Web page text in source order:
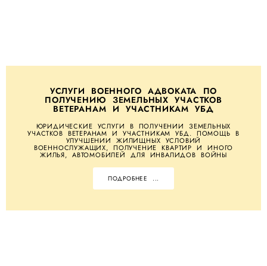
УСЛУГИ ВОЕННОГО АДВОКАТА ПО
ПОЛУЧЕНИЮ ЗЕМЕЛЬНЫХ УЧАСТКОВ
ВЕТЕРАНАМ И УЧАСТНИКАМ УБД
ЮРИДИЧЕСКИЕ УСЛУГИ В ПОЛУЧЕНИИ ЗЕМЕЛЬНЫХ
УЧАСТКОВ ВЕТЕРАНАМ И УЧАСТНИКАМ УБД. ПОМОЩЬ В
УЛУЧШЕНИИ ЖИЛИЩНЫХ УСЛОВИЙ
ВОЕННОСЛУЖАЩИХ, ПОЛУЧЕНИЕ КВАРТИР И ИНОГО
ЖИЛЬЯ, АВТОМОБИЛЕЙ ДЛЯ ИНВАЛИДОВ ВОЙНЫ
ПОДРОБНЕЕ ...